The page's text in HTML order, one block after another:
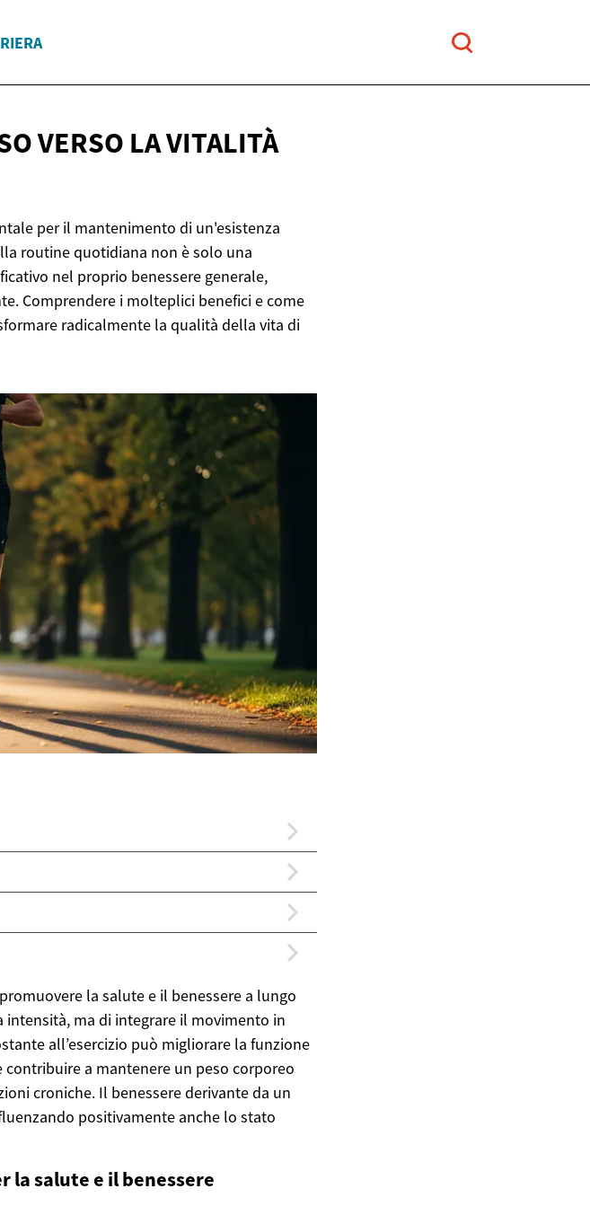
VERSO LAVITALITÀ
per il mantenimento di un'esistenza
routine quotidiana non è solo una
nel proprio benessere generale,
Comprendere i molteplici benefici e come
radicalmente la qualità della vita di
la salute e il benessere a lungo
ma di integrare il movimento in
all’esercizio può migliorare la funzione
a mantenere un peso corporeo
croniche. Il benessere derivante da un
positivamente anche lo stato
la salute e il benessere